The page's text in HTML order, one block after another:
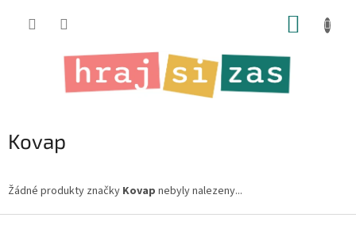
Kovap
Žádné produkty značky Kovap nebyly nalezeny...